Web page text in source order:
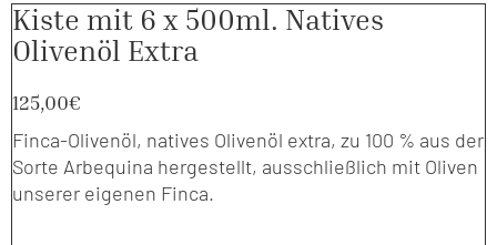
Kiste mit 6 x 500ml. Natives
Olivenöl Extra
125,00€
Finca-Olivenöl, natives Olivenöl extra, zu 100 % aus der
Sorte Arbequina hergestellt, ausschließlich mit Oliven
unserer eigenen Finca.